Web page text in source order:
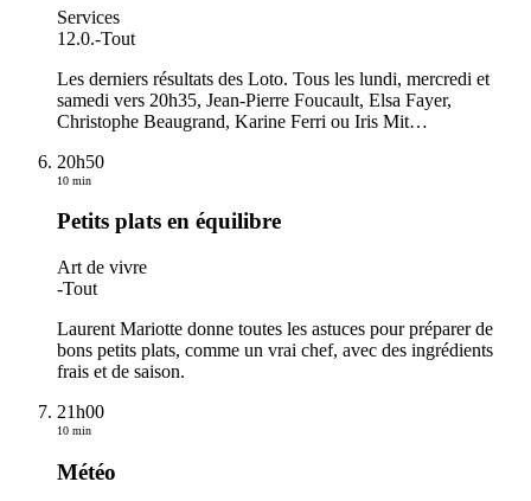
Services
12.0.-Tout
Les derniers résultats des Loto. Tous les lundi, mercredi et
samedi vers 20h35, Jean-Pierre Foucault, Elsa Fayer,
Christophe Beaugrand, Karine Ferri ou Iris Mit…
20h50
10 min
Petits plats en équilibre
Art de vivre
-Tout
Laurent Mariotte donne toutes les astuces pour préparer de
bons petits plats, comme un vrai chef, avec des ingrédients
frais et de saison.
21h00
10 min
Météo